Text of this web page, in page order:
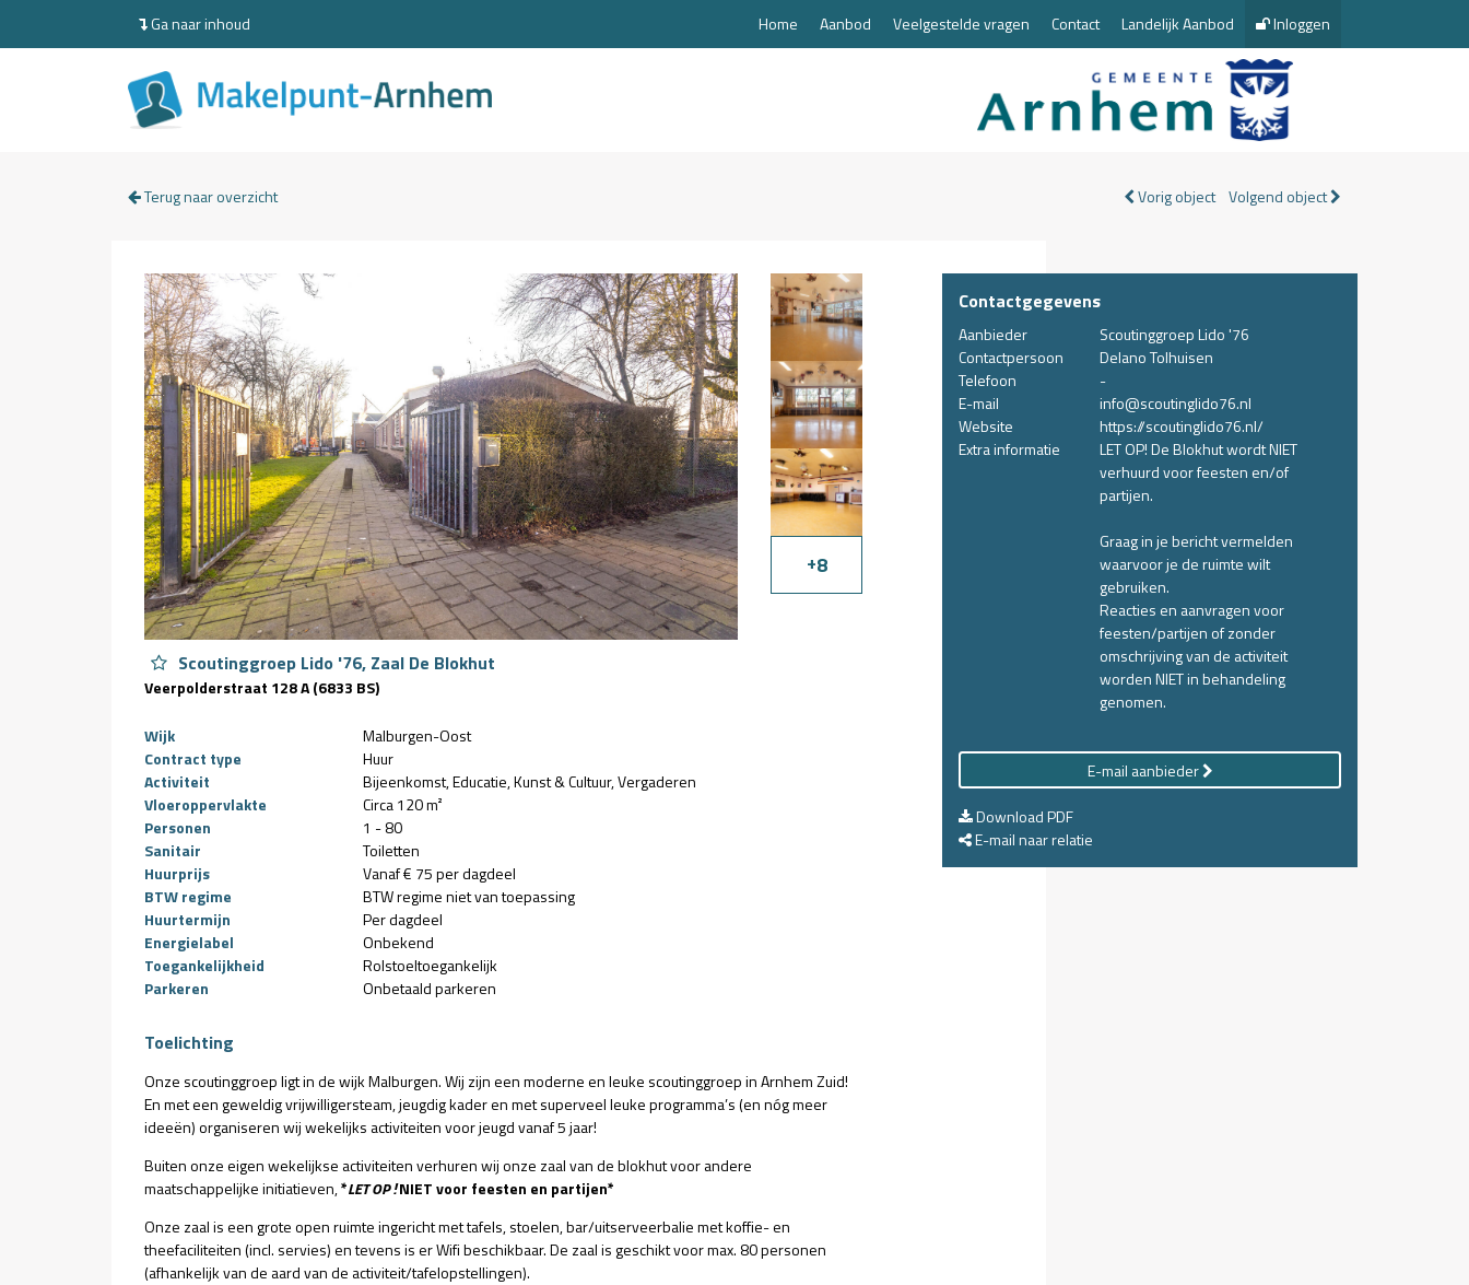
Ga naar inhoud Home Aanbod Veelgestelde vragen Contact Landelijk Aanbod Inloggen
Terug naar overzicht Vorig object Volgend object
+8
Scoutinggroep Lido '76, Zaal De Blokhut
Veerpolderstraat 128 A (6833 BS)
Wijk
Malburgen-Oost
Contract type
Huur
Activiteit
Bijeenkomst Educatie Kunst & Cultuur Vergaderen
Vloeroppervlakte
Circa 120 m²
Personen
1 - 80
Sanitair
Toiletten
Huurprijs
Vanaf € 75 per dagdeel
BTW regime
BTW regime niet van toepassing
Huurtermijn
Per dagdeel
Energielabel
Onbekend
Toegankelijkheid
Rolstoeltoegankelijk
Parkeren
Onbetaald parkeren
Toelichting
Onze scoutinggroep ligt in de wijk Malburgen. Wij zijn een moderne en leuke scoutinggroep in Arnhem Zuid!
En met een geweldig vrijwilligersteam, jeugdig kader en met superveel leuke programma’s (en nóg meer
ideeën) organiseren wij wekelijks activiteiten voor jeugd vanaf 5 jaar!
Buiten onze eigen wekelijkse activiteiten verhuren wij onze zaal van de blokhut voor andere
maatschappelijke initiatieven,*LET OP !NIET voor feesten en partijen*
Onze zaal is een grote open ruimte ingericht met tafels, stoelen, bar/uitserveerbalie met koffie- en
theefaciliteiten (incl. servies) en tevens is er Wifi beschikbaar. De zaal is geschikt voor max. 80 personen
(afhankelijk van de aard van de activiteit/tafelopstellingen).
Contactgegevens
Aanbieder
Scoutinggroep Lido '76
Contactpersoon
Delano Tolhuisen
Telefoon
-
E-mail
info@scoutinglido76.nl
Website
https://scoutinglido76.nl/
Extra informatie
LET OP! De Blokhut wordt NIET
verhuurd voor feesten en/of
partijen.
Graag in je bericht vermelden
waarvoor je de ruimte wilt
gebruiken.
Reacties en aanvragen voor
feesten/partijen of zonder
omschrijving van de activiteit
worden NIET in behandeling
genomen.
E-mail aanbieder
Download PDF
E-mail naar relatie